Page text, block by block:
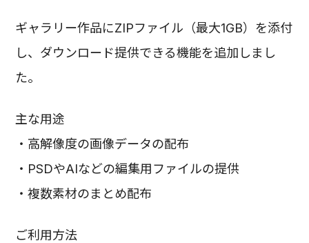
ギャラリー作品にZIPファイル（最大1GB）を添付
し、ダウンロード提供できる機能を追加しまし
た。
主な用途
・高解像度の画像データの配布
・PSDやAIなどの編集用ファイルの提供
・複数素材のまとめ配布
ご利用方法